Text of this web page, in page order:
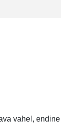
vahel,